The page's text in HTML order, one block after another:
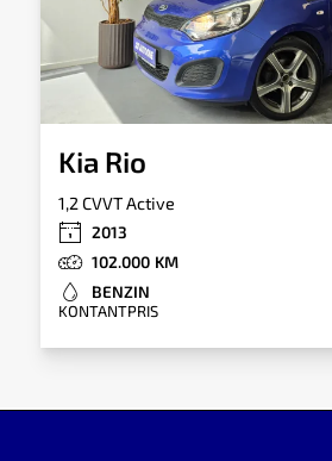
Kia Rio
1,2 CVVT Active
KONTANTPRIS
2013
102.000
BENZIN